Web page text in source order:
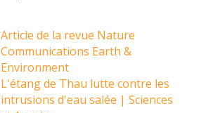
Article de la revue Nature
Communications Earth &
Environment
L'étang de Thau lutte contre les
intrusions d'eau salée | Sciences